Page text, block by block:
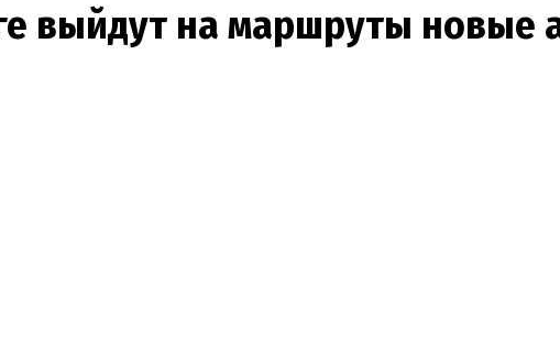
выйдут на маршруты новые